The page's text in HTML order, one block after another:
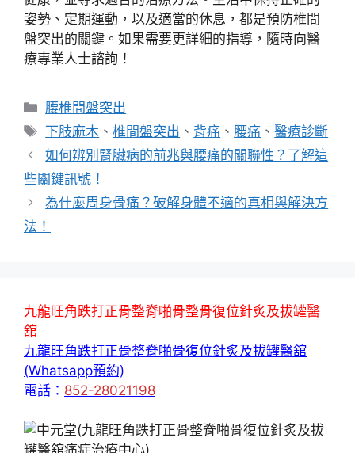
姿勢、定期運動，以及適當的休息，都是預防椎間
盤突出的關鍵。如果需要更詳細的指導，隨時向醫
療專業人士諮詢！
分
類
腰椎間盤突出
標
籤
下肢麻木 、椎間盤突出 、 背痛 、 腰痛 、醫療診斷
如何辨別腎臟病的前兆與腰痛的關聯性？了解這
些關鍵訊號！
為什麼周身骨痛？破解身體不適的真相與解決方
法！
九龍旺角跌打正骨整脊啪骨整骨復位針炙及拔罐醫
舘
九龍旺角跌打正骨整脊啪骨復位針炙及拔罐醫舘
(Whatsapp預約)
電話： 852-28021198